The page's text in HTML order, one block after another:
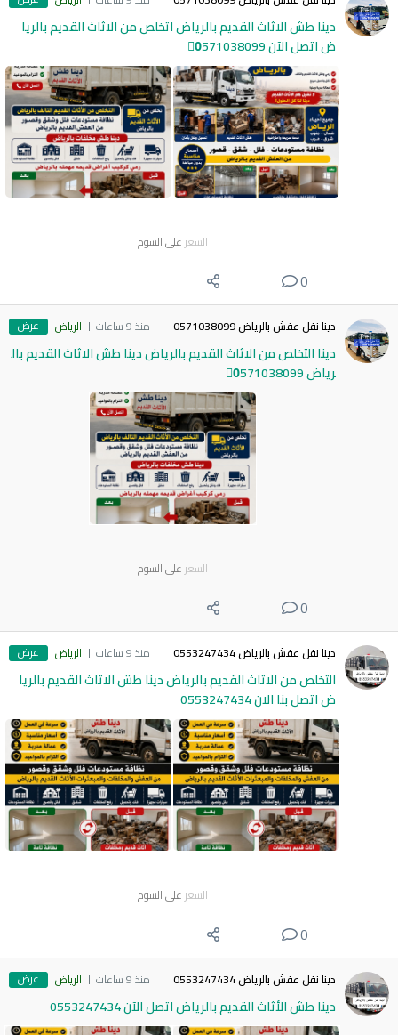
دينا طش الاثاث القديم بالرياض اتخلص من الاثاث القديم بالريا
ض اتصل الآن 0َ571038099
السعر على السوم
0
دينا نقل عفش بالرياض 0571038099 منذ 9 ساعات الرياض عرض
دينا التخلص من الاثاث القديم بالرياض دينا طش الاثاث القديم بال
رياض 0َ571038099
السعر على السوم
0
دينا نقل عفش بالرياض 0553247434 منذ 9 ساعات الرياض عرض
التخلص من الاثاث القديم بالرياض دينا طش الاثاث القديم بالريا
ض اتصل بنا الان 0553247434
السعر على السوم
0
دينا نقل عفش بالرياض 0553247434 منذ 9 ساعات الرياض عرض
دينا طش الأثاث القديم بالرياض اتصل الآن 0553247434